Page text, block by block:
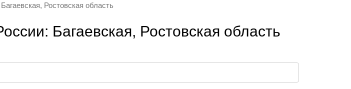
Багаевская, Ростовская область
Багаевская, Ростовская область